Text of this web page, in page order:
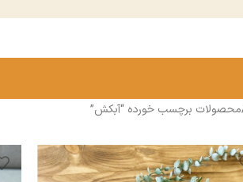
محصولات برچسب خورده “آبکش”